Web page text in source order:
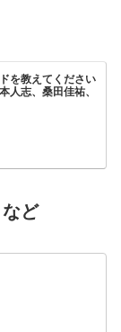
を教えてください
人志、桑田佳祐、
ど